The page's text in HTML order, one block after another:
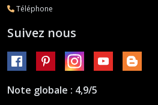
Téléphone
Suivez nous
Note globale : 4,9/5